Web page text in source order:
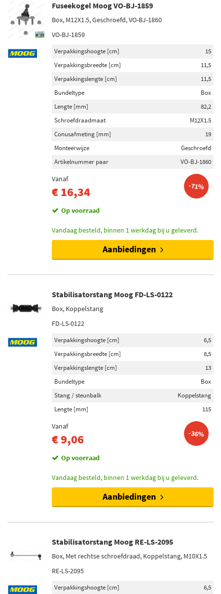
Fuseekogel Moog VO-BJ-1859
Box, M12X1.5, Geschroefd, VO-BJ-1860
VO-BJ-1859
Verpakkingshoogte [cm]
15
Verpakkingsbreedte [cm]
11,5
Verpakkingslengte [cm]
11,5
Bundeltype
Box
Lengte [mm]
82,2
Schroefdraadmaat
M12X1.5
Conusafmeting [mm]
19
Monteerwijze
Geschroefd
Artikelnummer paar
VO-BJ-1860
Vanaf
€ 16,34 -71%
Op voorraad
Vandaag besteld, binnen 1 werkdag bij u geleverd.
Aanbiedingen
Stabilisatorstang Moog FD-LS-0122
Box, Koppelstang
FD-LS-0122
Verpakkingshoogte [cm]
6,5
Verpakkingsbreedte [cm]
8,5
Verpakkingslengte [cm]
13
Bundeltype
Box
Stang / steunbalk
Koppelstang
Lengte [mm]
115
Vanaf
€ 9,06 -36%
Op voorraad
Vandaag besteld, binnen 1 werkdag bij u geleverd.
Aanbiedingen
Stabilisatorstang Moog RE-LS-2095
Box, Met rechtse schroefdraad, Koppelstang, M10X1.5
RE-LS-2095
Verpakkingshoogte [cm]
6,5